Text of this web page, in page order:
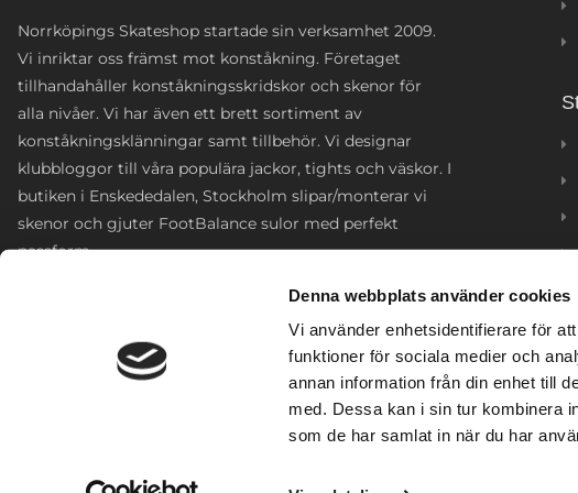
Denna webbplats använder cookies
Vi använder enhetsidentifierare för
funktioner för sociala medier och
annan information från din enhet till
med. Dessa kan i sin tur kombinera
som de har samlat in när du har
Norrköpings Skateshop startade sin verksamhet 2009.
Vi inriktar oss främst mot konståkning. Företaget
tillhandahåller konståkningsskridskor och skenor för
alla nivåer. Vi har även ett brett sortiment av
konståkningsklänningar samt tillbehör. Vi designar
klubbloggor till våra populära jackor, tights och väskor. I
butiken i Enskededalen, Stockholm slipar/monterar vi
skenor och gjuter FootBalance sulor med perfekt
passform.
Enskededalen, Sofielundsvägen 35
0766-316690
info@norrkopingsskateshop.com